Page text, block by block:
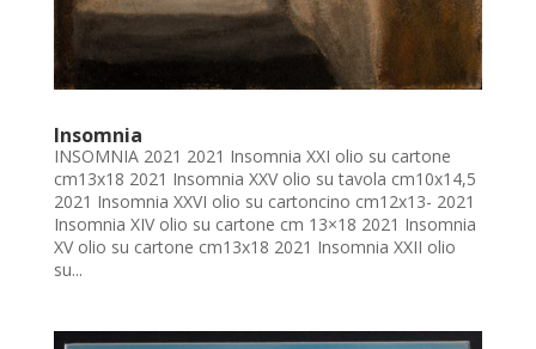
Insomnia
INSOMNIA 2021 2021 Insomnia XXI olio su cartone
cm13x18 2021 Insomnia XXV olio su tavola cm10x14,5
2021 Insomnia XXVI olio su cartoncino cm12x13- 2021
Insomnia XIV olio su cartone cm 13×18 2021 Insomnia
XV olio su cartone cm13x18 2021 Insomnia XXII olio
su...